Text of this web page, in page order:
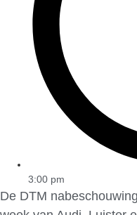
3:00 pm
De DTM